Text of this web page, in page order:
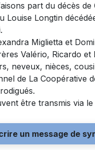
part du décès
Louise Longtin
Miglietta et
Valério, Ricardo
neveux, nièces,
de La Coopérative
être transmis via le
un message de